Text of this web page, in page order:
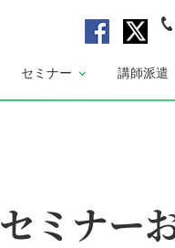
式
F
o
o
式
X
セミナー 講師派遣
セミナー